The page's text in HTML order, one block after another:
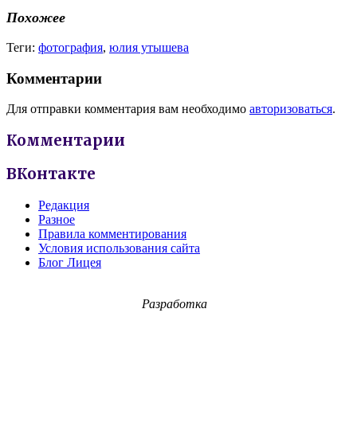
Похожее
Теги: фотография, юлия утышева
Комментарии
Для отправки комментария вам необходимо авторизоваться.
Комментарии
ВКонтакте
Редакция
Разное
Правила комментирования
Условия использования сайта
Блог Лицея
Разработка